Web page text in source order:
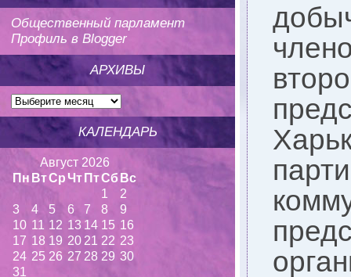
Общественный парламент
Профиль в Blogger
АРХИВЫ
КАЛЕНДАРЬ
Август 2026
Пн ВтСрЧт ПтСб Вс
1
2
3
4 5 6 7 8
9
10 11 12 13 14 15 16
17 18 19 20 21 22 23
24 25 26 27 28 29 30
31